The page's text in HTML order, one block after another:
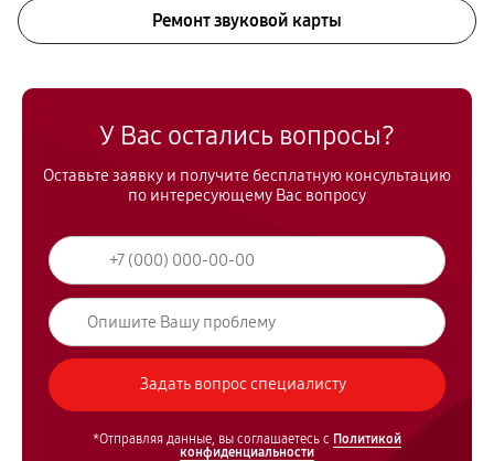
Ремонт звуковой карты
У Вас остались вопросы?
Оставьте заявку и получите бесплатную консультацию
по интересующему Вас вопросу
*Отправляя данные, вы соглашаетесь с Политикой
конфиденциальности